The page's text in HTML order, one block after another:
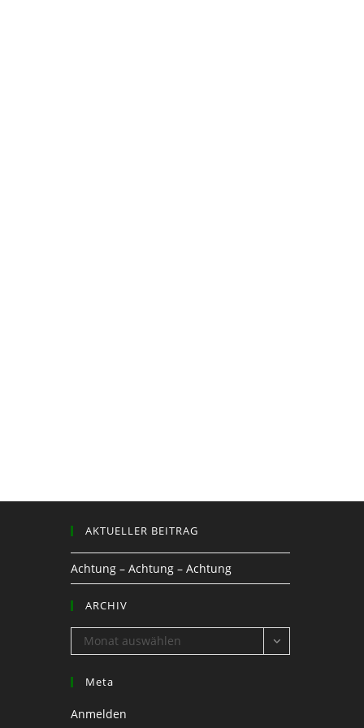
AKTUELLER BEITRAG
Achtung – Achtung – Achtung
ARCHIV
ARCHIV
Monat auswählen
Meta
Anmelden